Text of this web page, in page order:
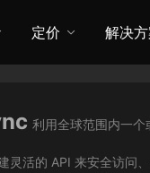
定价 解决
利用全球范围内一
活的 API 来安全访问